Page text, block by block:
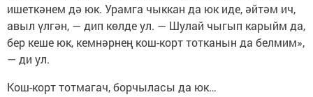
ишеткәнем дә юк. Урамга чыккан да юк иде, әйтәм ич,
авыл үлгән, — дип көлде ул. — Шулай чыгып карыйм да,
бер кеше юк, кемнәрнең кош-корт тотканын да белмим»,
— ди ул.
Кош-корт тотмагач, борчыласы да юк…